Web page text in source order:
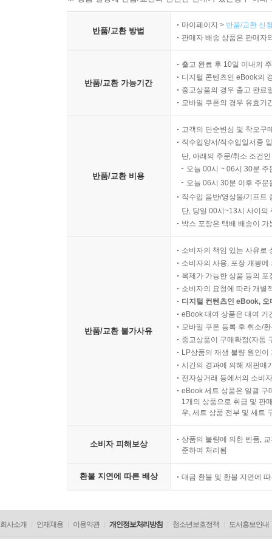
반품/교환 방법
마이페이지 > 반품/교환 신
판매자 배송 상품은 판매자
반품/교환 가능기간
출고 완료 후 10일 이내의
디지털 콘텐츠인 eBook의
중고상품의 경우 출고 완료
모바일 쿠폰의 경우 유효기
반품/교환 비용
고객의 단순변심 및 착오구
직수입양서/직수입일서중
단, 아래의 주문/취소 조건
오늘 00시 ~ 06시 30분
오늘 06시 30분 이후 주
직수입 음반/영상물/기프트
단, 당일 00시~13시 사이의
박스 포장은 택배 배송이
반품/교환 불가사유
소비자의 책임 있는 사유로
소비자의 사용, 포장 개봉
복제가 가능한 상품 등의
소비자의 요청에 따라 개별
디지털 컨텐츠인 eBook,
eBook 대여 상품은 대여 기
모바일 쿠폰 등록 후 취소/
중고상품이 구매확정(자동
LP상품의 재생 불량 원인
시간의 경과에 의해 재판매
전자상거래 등에서의 소비
eBook 세트 상품은 일괄 구
1개의 상품으로 취급 및 판
우, 세트 상품 전부 및 세트
소비자 피해보상
상품의 불량에 의한 반품,
준하여 처리됨
환불 지연에 따른 배상 대금 환불 및 환불 지연에
회사소개 인재채용 이용약관 개인정보처리방침 청소년보호정책 도서홍보안내